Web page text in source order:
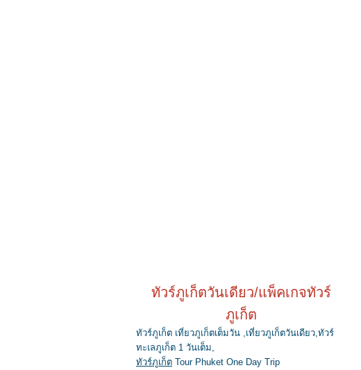
ทัวร์ภูเก็ตวันเดียว/แพ็คเกจทัวร์
ภูเก็ต
ทัวร์ภูเก็ต เที่ยวภูเก็ตเต็มวัน ,เที่ยวภูเก็ตวันเดียว,ทัวร์
ทะเลภูเก็ต 1 วันเต็ม,
ทัวร์ภูเก็ต Tour Phuket One Day Trip